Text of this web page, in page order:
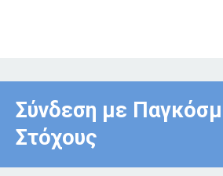
Σύνδεση με
Στόχους